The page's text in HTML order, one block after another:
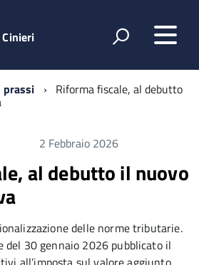
prassi Riforma fiscale, al debutto
2 Febbraio 2026
al debutto il nuovo
delle norme tributarie.
del 30 gennaio 2026 pubblicato il